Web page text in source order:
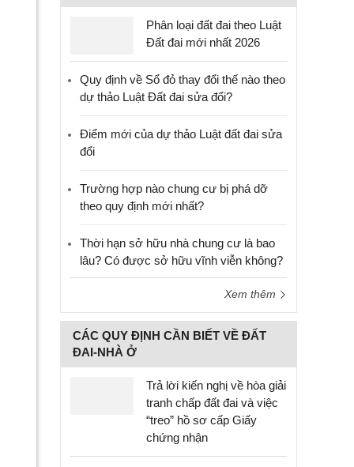
Phân loại đất đai theo Luật
Đất đai mới nhất 2026
Quy định về Sổ đỏ thay đổi thế nào theo
dự thảo Luật Đất đai sửa đổi?
Điểm mới của dự thảo Luật đất đai sửa
đổi
Trường hợp nào chung cư bị phá dỡ
theo quy định mới nhất?
Thời hạn sở hữu nhà chung cư là bao
lâu? Có được sở hữu vĩnh viễn không?
Xem thêm
CÁC QUY ĐỊNH CẦN BIẾT VỀ ĐẤT
ĐAI-NHÀ Ở
Trả lời kiến nghị về hòa giải
tranh chấp đất đai và việc
“treo” hồ sơ cấp Giấy
chứng nhận